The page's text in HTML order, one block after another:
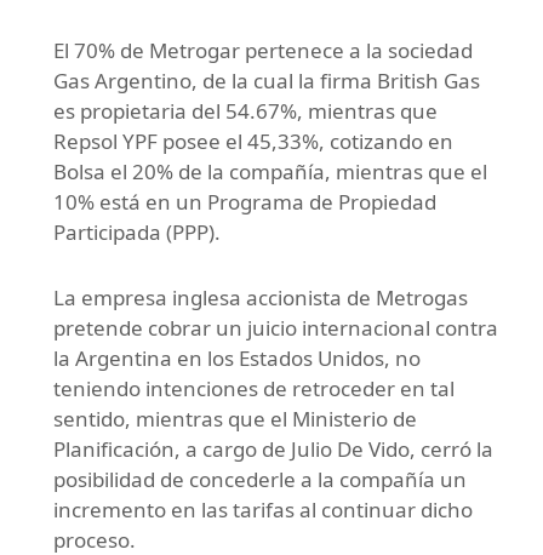
El 70% de Metrogar pertenece a la sociedad
Gas Argentino, de la cual la firma British Gas
es propietaria del 54.67%, mientras que
Repsol YPF posee el 45,33%, cotizando en
Bolsa el 20% de la compañía, mientras que el
10% está en un Programa de Propiedad
Participada (PPP).
La empresa inglesa accionista de Metrogas
pretende cobrar un juicio internacional contra
la Argentina en los Estados Unidos, no
teniendo intenciones de retroceder en tal
sentido, mientras que el Ministerio de
Planificación, a cargo de Julio De Vido, cerró la
posibilidad de concederle a la compañía un
incremento en las tarifas al continuar dicho
proceso.